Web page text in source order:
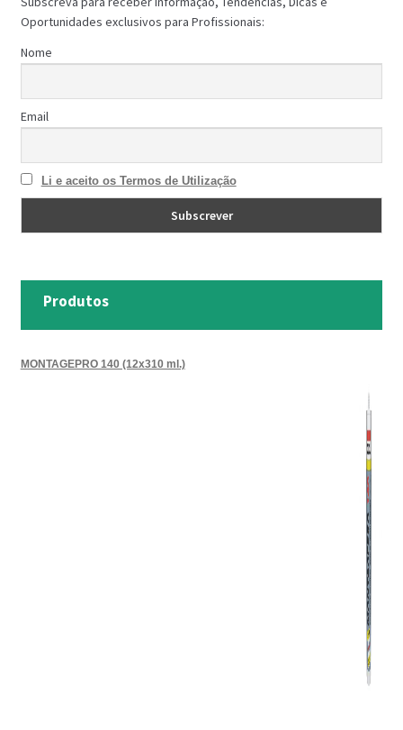
Oportunidades exclusivos para Profissionais:
Nome
Email
Li e aceito os Termos de Utilização
Produtos
MONTAGEPRO 140 (12x310 ml.)